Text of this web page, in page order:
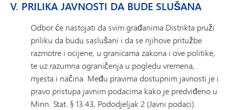
V. PRILIKA JAVNOSTI DA BUDE SLUŠANA
Odbor će nastojati da svim građanima Distrikta pruži
priliku da budu saslušani i da se njihove pritužbe
razmotre i ocijene, u granicama zakona i ove politike,
te uz razumna ograničenja u pogledu vremena,
mjesta i načina. Među pravima dostupnim javnosti je i
pravo pristupa javnim podacima kako je predviđeno u
Minn. Stat. § 13.43, Pododjeljak 2 (Javni podaci).